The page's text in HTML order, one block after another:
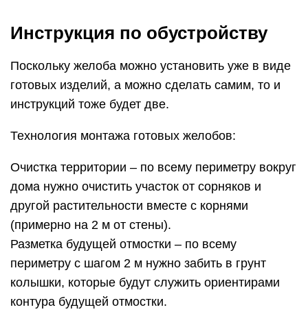
Инструкция по обустройству
Поскольку желоба можно установить уже в виде
готовых изделий, а можно сделать самим, то и
инструкций тоже будет две.
Технология монтажа готовых желобов:
Очистка территории – по всему периметру вокруг
дома нужно очистить участок от сорняков и
другой растительности вместе с корнями
(примерно на 2 м от стены).
Разметка будущей отмостки – по всему
периметру с шагом 2 м нужно забить в грунт
колышки, которые будут служить ориентирами
контура будущей отмостки.